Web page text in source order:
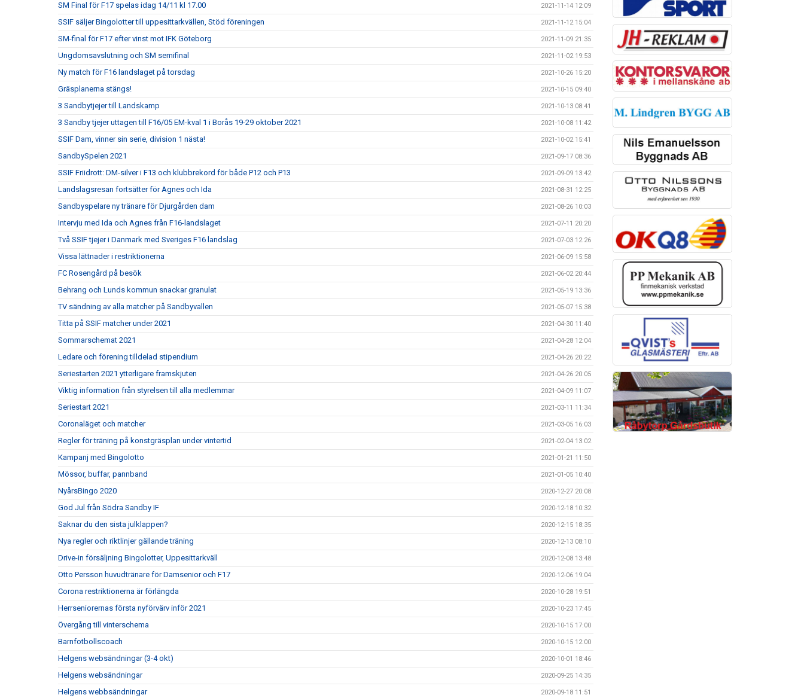
SM Final för F17 spelas idag 14/11 kl 17.00 2021-11-14 12:09
SSIF säljer Bingolotter till uppesittarkvällen, Stöd föreningen 2021-11-12 15:04
SM-final för F17 efter vinst mot IFK Göteborg 2021-11-09 21:35
Ungdomsavslutning och SM semifinal 2021-11-02 19:53
Ny match för F16 landslaget på torsdag 2021-10-26 15:20
Gräsplanerna stängs! 2021-10-15 09:40
3 Sandbytjejer till Landskamp 2021-10-13 08:41
3 Sandby tjejer uttagen till F16/05 EM-kval 1 i Borås 19-29 oktober 2021 2021-10-08 11:42
SSIF Dam, vinner sin serie, division 1 nästa! 2021-10-02 15:41
SandbySpelen 2021 2021-09-17 08:36
SSIF Friidrott: DM-silver i F13 och klubbrekord för både P12 och P13 2021-09-09 13:42
Landslagsresan fortsätter för Agnes och Ida 2021-08-31 12:25
Sandbyspelare ny tränare för Djurgården dam 2021-08-26 10:03
Intervju med Ida och Agnes från F16-landslaget 2021-07-11 20:20
Två SSIF tjejer i Danmark med Sveriges F16 landslag 2021-07-03 12:26
Vissa lättnader i restriktionerna 2021-06-09 15:58
FC Rosengård på besök 2021-06-02 20:44
Behrang och Lunds kommun snackar granulat 2021-05-19 13:36
TV sändning av alla matcher på Sandbyvallen 2021-05-07 15:38
Titta på SSIF matcher under 2021 2021-04-30 11:40
Sommarschemat 2021 2021-04-28 12:04
Ledare och förening tilldelad stipendium 2021-04-26 20:22
Seriestarten 2021 ytterligare framskjuten 2021-04-26 20:05
Viktig information från styrelsen till alla medlemmar 2021-04-09 11:07
Seriestart 2021 2021-03-11 11:34
Coronaläget och matcher 2021-03-05 16:03
Regler för träning på konstgräsplan under vintertid 2021-02-04 13:02
Kampanj med Bingolotto 2021-01-21 11:50
Mössor, buffar, pannband 2021-01-05 10:40
NyårsBingo 2020 2020-12-27 20:08
God Jul från Södra Sandby IF 2020-12-18 10:32
Saknar du den sista julklappen? 2020-12-15 18:35
Nya regler och riktlinjer gällande träning 2020-12-13 08:10
Drive-in försäljning Bingolotter, Uppesittarkväll 2020-12-08 13:48
Otto Persson huvudtränare för Damsenior och F17 2020-12-06 19:04
Corona restriktionerna är förlängda 2020-10-28 19:51
Herrseniorernas första nyförvärv inför 2021 2020-10-23 17:45
Övergång till vinterschema 2020-10-15 17:00
Barnfotbollscoach 2020-10-15 12:00
Helgens websändningar (3-4 okt) 2020-10-01 18:46
Helgens websändningar 2020-09-25 14:35
Helgens webbsändningar 2020-09-18 11:51